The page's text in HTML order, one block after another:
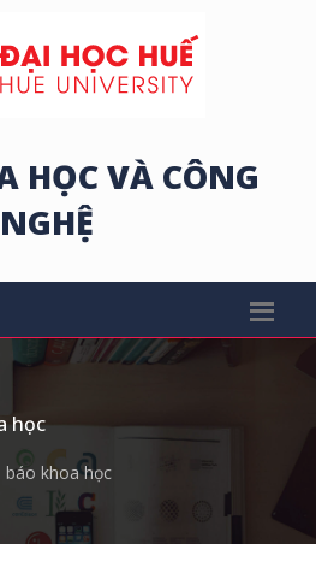
HỌC VÀ CÔNG
NGHỆ
học
báo khoa học